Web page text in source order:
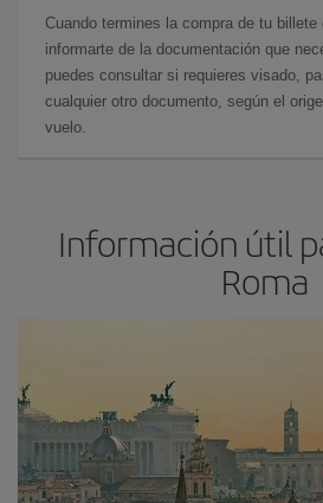
Cuando termines la compra de tu billete
informarte de la documentación que
puedes consultar si requieres visado,
cualquier otro documento, según el
vuelo.
Información útil
Roma